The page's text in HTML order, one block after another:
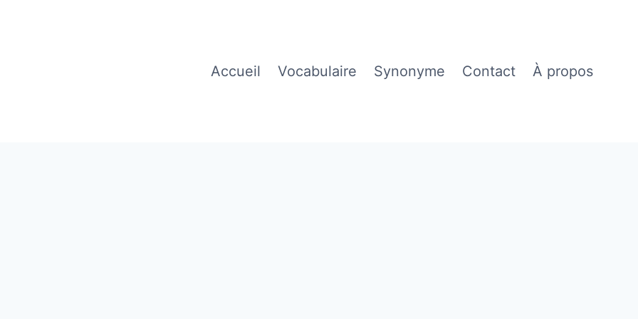
Accueil Vocabulaire Synonyme Contact À propos